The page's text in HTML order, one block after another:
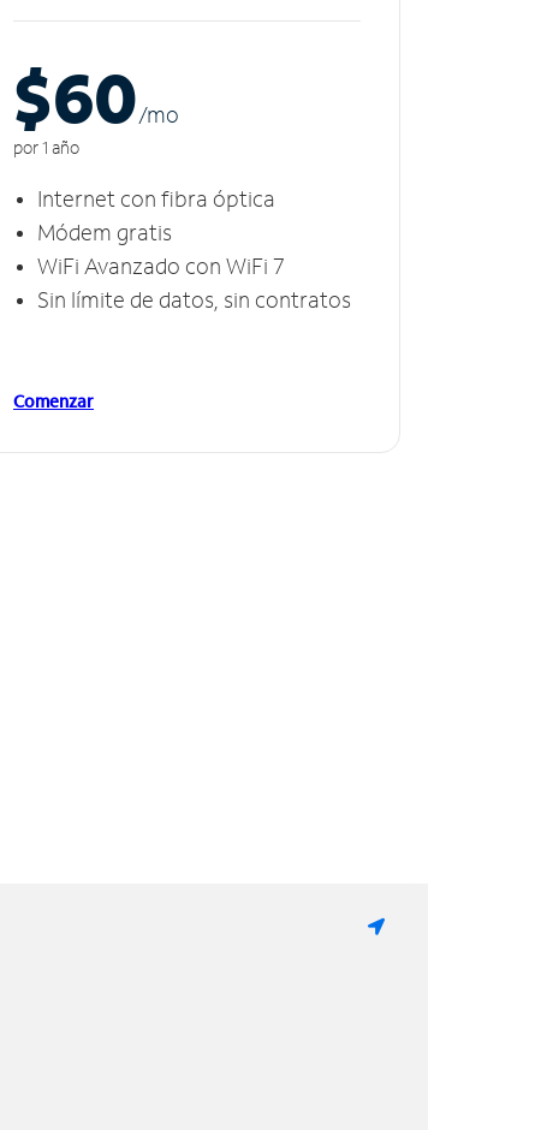
$60/mo
por 1 año
Internet con fibra óptica
Módem gratis
WiFi Avanzado con WiFi 7
Sin límite de datos, sin contratos
Comenzar